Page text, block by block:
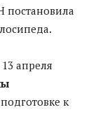
постановила
апреля
к